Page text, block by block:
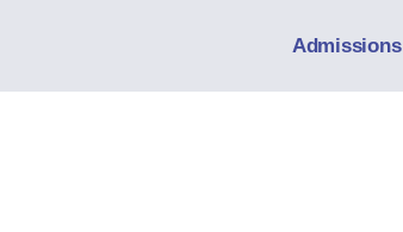
Admissions